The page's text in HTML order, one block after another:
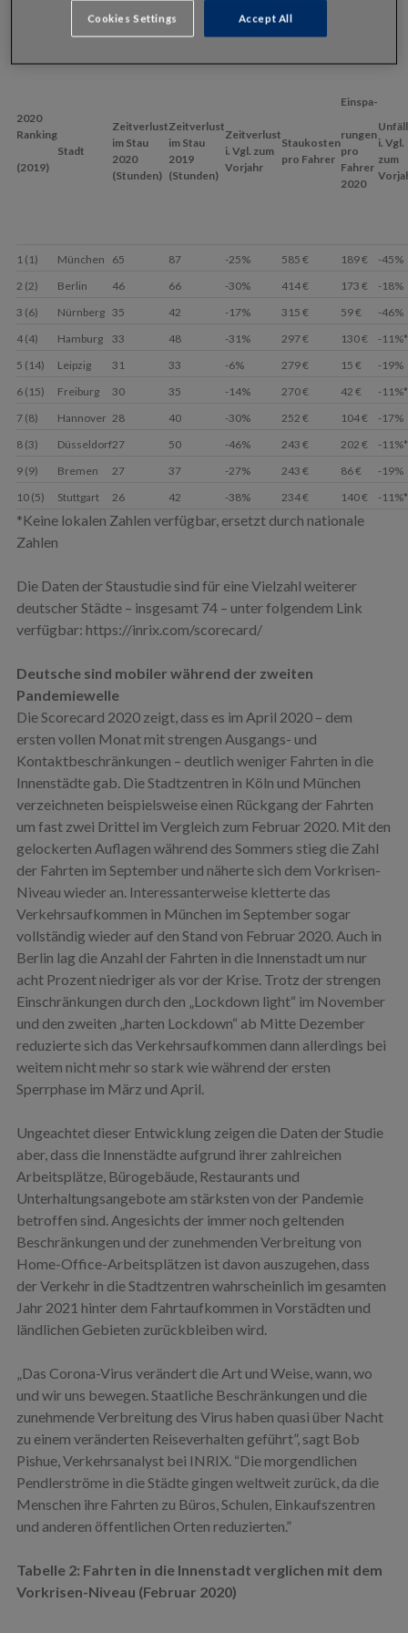
2020
Ranking
(2019)
Stadt
Zeitverlust
im Stau
2020
(Stunden)
Zeitverlust
im Stau
2019
(Stunden)
Zeitverlust
i. Vgl. zum
Vorjahr
Staukosten
pro Fahrer
Einspa-
rungen
pro
Fahrer
2020
i. Vgl.
zum
1 (1) München 65 87 -25% 585 € 189 €
-45%
2 (2)
Berlin 46 66 -30% 414 € 173 €
-18%
3 (6)
Nürnberg 35 42 -17% 315 € 59 €
-46%
4 (4)
Hamburg 33 48 -31% 297 € 130 €
-11%*
5 (14)
Leipzig 31 33 -6% 279 € 15 €
-19%
6 (15)
Freiburg 30 35 -14% 270 € 42 €
-11%*
7 (8)
Hannover 28 40 -30% 252 € 104 €
-17%
8 (3)
Düsseldorf27 50 -46% 243 € 202 €
-11%*
9 (9)
Bremen 27 37 -27% 243 € 86 €
-19%
10 (5)
Stuttgart 26 42 -38% 234 € 140 € -11%*
*Keine lokalen Zahlen verfügbar, ersetzt durch nationale
Zahlen
Die Daten der Staustudie sind für eine Vielzahl weiterer
deutscher Städte – insgesamt 74 – unter folgendem Link
verfügbar: https://inrix.com/scorecard/
Deutsche sind mobiler während der zweiten
Pandemiewelle
Die Scorecard 2020 zeigt, dass es im April 2020 – dem
ersten vollen Monat mit strengen Ausgangs- und
Kontaktbeschränkungen – deutlich weniger Fahrten in die
Innenstädte gab. Die Stadtzentren in Köln und München
verzeichneten beispielsweise einen Rückgang der Fahrten
um fast zwei Drittel im Vergleich zum Februar 2020. Mit den
gelockerten Auflagen während des Sommers stieg die Zahl
der Fahrten im September und näherte sich dem Vorkrisen-
Niveau wieder an. Interessanterweise kletterte das
Verkehrsaufkommen in München im September sogar
vollständig wieder auf den Stand von Februar 2020. Auch in
Berlin lag die Anzahl der Fahrten in die Innenstadt um nur
acht Prozent niedriger als vor der Krise. Trotz der strengen
Einschränkungen durch den „Lockdown light“ im November
und den zweiten „harten Lockdown“ ab Mitte Dezember
reduzierte sich das Verkehrsaufkommen dann allerdings bei
weitem nicht mehr so stark wie während der ersten
Sperrphase im März und April.
Ungeachtet dieser Entwicklung zeigen die Daten der Studie
aber, dass die Innenstädte aufgrund ihrer zahlreichen
Arbeitsplätze, Bürogebäude, Restaurants und
Unterhaltungsangebote am stärksten von der Pandemie
betroffen sind. Angesichts der immer noch geltenden
Beschränkungen und der zunehmenden Verbreitung von
Home-Office-Arbeitsplätzen ist davon auszugehen, dass
der Verkehr in die Stadtzentren wahrscheinlich im gesamten
Jahr 2021 hinter dem Fahrtaufkommen in Vorstädten und
ländlichen Gebieten zurückbleiben wird.
„Das Corona-Virus verändert die Art und Weise, wann, wo
und wir uns bewegen. Staatliche Beschränkungen und die
zunehmende Verbreitung des Virus haben quasi über Nacht
zu einem veränderten Reiseverhalten geführt”, sagt Bob
Pishue, Verkehrsanalyst bei INRIX. “Die morgendlichen
Pendlerströme in die Städte gingen weltweit zurück, da die
Menschen ihre Fahrten zu Büros, Schulen, Einkaufszentren
und anderen öffentlichen Orten reduzierten.”
Tabelle 2: Fahrten in die Innenstadt verglichen mit dem
Vorkrisen-Niveau (Februar 2020)
Cookies Settings Accept All